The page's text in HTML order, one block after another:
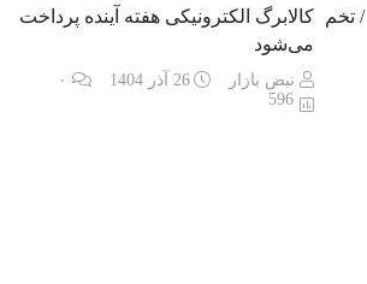
قیمت تخم مرغ امروز ۲۶ آذر ۱۴۰۴ / تخم
کالابرگ الکترونیکی هفته آینده پرداخت
می‌شود
نبض بازار 26 آذر 1404
596